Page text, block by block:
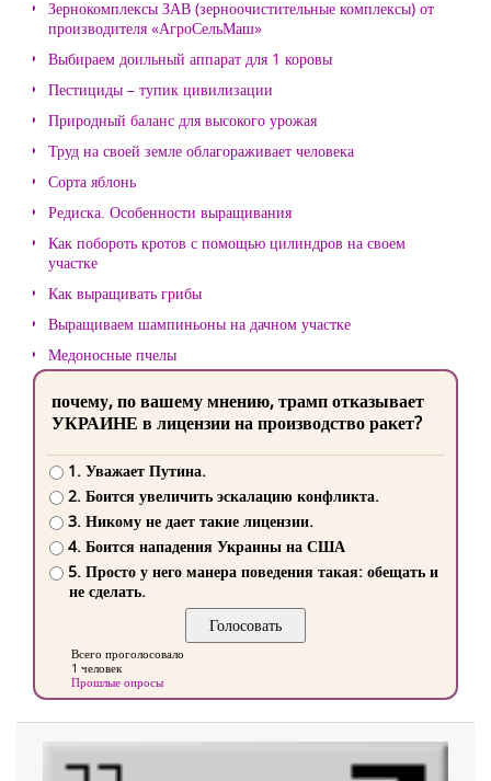
Зернокомплексы ЗАВ (зерноочистительные комплексы) от
производителя «АгроСельМаш»
Выбираем доильный аппарат для 1 коровы
Пестициды – тупик цивилизации
Природный баланс для высокого урожая
Труд на своей земле облагораживает человека
Сорта яблонь
Редиска. Особенности выращивания
Как побороть кротов с помощью цилиндров на своем
участке
Как выращивать грибы
Выращиваем шампиньоны на дачном участке
Медоносные пчелы
почему, по вашему мнению, трамп отказывает
УКРАИНЕ в лицензии на производство ракет?
1. Уважает Путина.
2. Боится увеличить эскалацию конфликта.
3. Никому не дает такие лицензии.
4. Боится нападения Украины на США
5. Просто у него манера поведения такая: обещать и
не сделать.
Всего проголосовало
1 человек
Прошлые опросы